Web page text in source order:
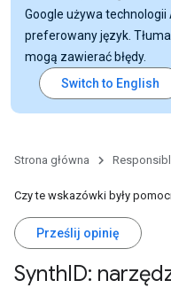
Google używa technologii
preferowany język.
mogą zawierać błędy.
Strona główna
Czy te wskazówki były
Prześlij opinię
SynthID: